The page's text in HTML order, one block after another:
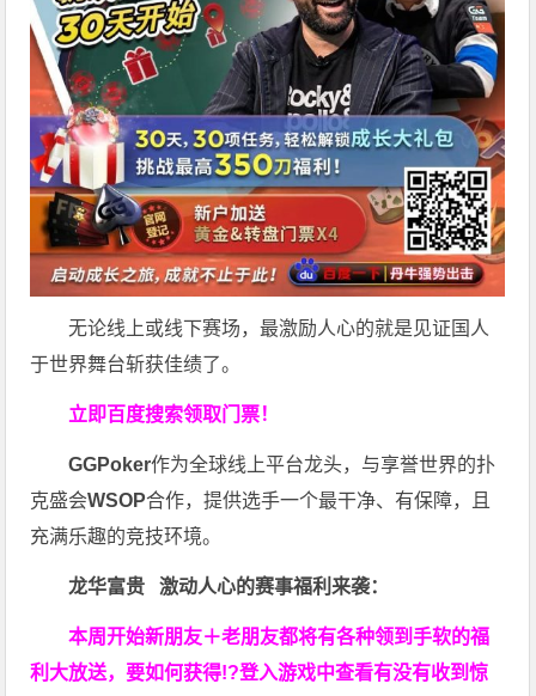
无论线上或线下赛场，最激励人心的就是见证国人
于世界舞台斩获佳绩了。
立即百度搜索领取门票！
GGPoker作为全球线上平台龙头，与享誉世界的扑
克盛会WSOP合作，提供选手一个最干净、有保障，且
充满乐趣的竞技环境。
龙华富贵 激动人心的赛事福利来袭：
本周开始新朋友＋老朋友都将有各种领到手软的福
利大放送，要如何获得!?登入游戏中查看有没有收到惊